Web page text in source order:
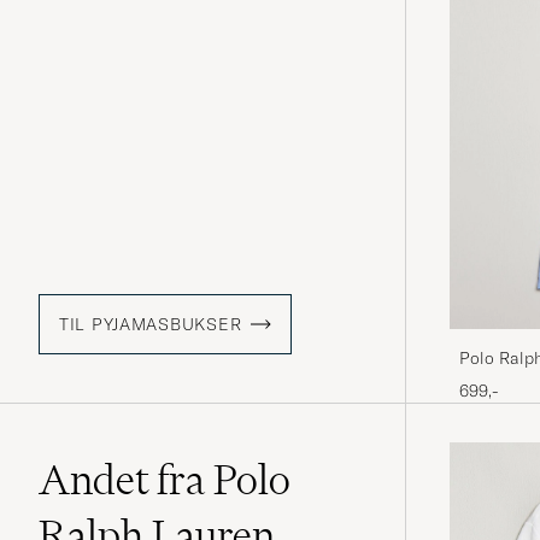
TIL PYJAMASBUKSER
Polo
Blue
699,-
Andet fra Polo